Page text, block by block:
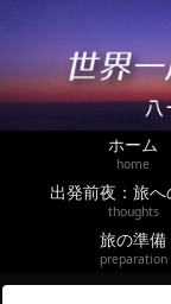
ホーム
home
出発前夜：旅へ
thoughts
旅の準備
preparation